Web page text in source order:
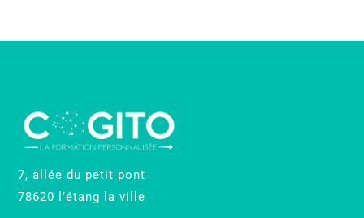
7, allée du petit pont
78620 l’étang la ville